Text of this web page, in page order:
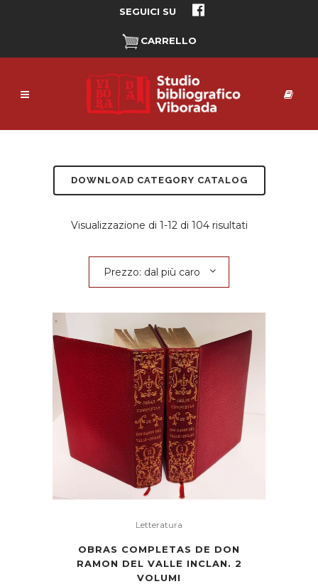
SEGUICI SU
CARRELLO
DOWNLOAD CATEGORY CATALOG
Visualizzazione di 1-12 di 104 risultatiPrezzo:
caro
Prezzo: dal più caro
Letteratura
OBRAS COMPLETAS DE DON
RAMON DEL VALLE INCLAN. 2
VOLUMI